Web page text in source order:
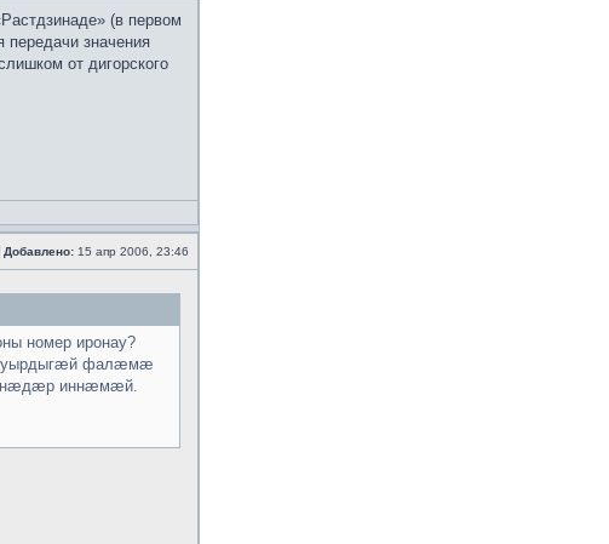
(в первом
передачи значения
от дигорского
Добавлено: 15 апр 2006, 23:46
номер иронау?
уырдыгæй фалæмæ
нæдæр иннæмæй.